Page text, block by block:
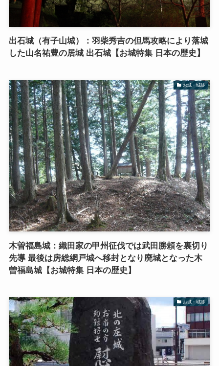
出石城（有子山城）：羽柴秀吉の但馬攻略により落城
した山名祐豊の居城 出石城【お城特集 日本の歴史】
お城・城跡
木曽福島城：織田家の甲州征伐では武田勝頼を裏切り
先導 最後は房総網戸城へ移封となり廃城となった木
曽福島城【お城特集 日本の歴史】
お城・城跡